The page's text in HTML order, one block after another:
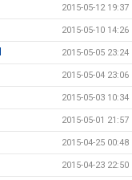
2015-05-12 19:37
2015-05-10 14:26
2015-05-05 23:24
2015-05-04 23:06
2015-05-03 10:34
2015-05-01 21:57
2015-04-25 00:48
2015-04-23 22:50